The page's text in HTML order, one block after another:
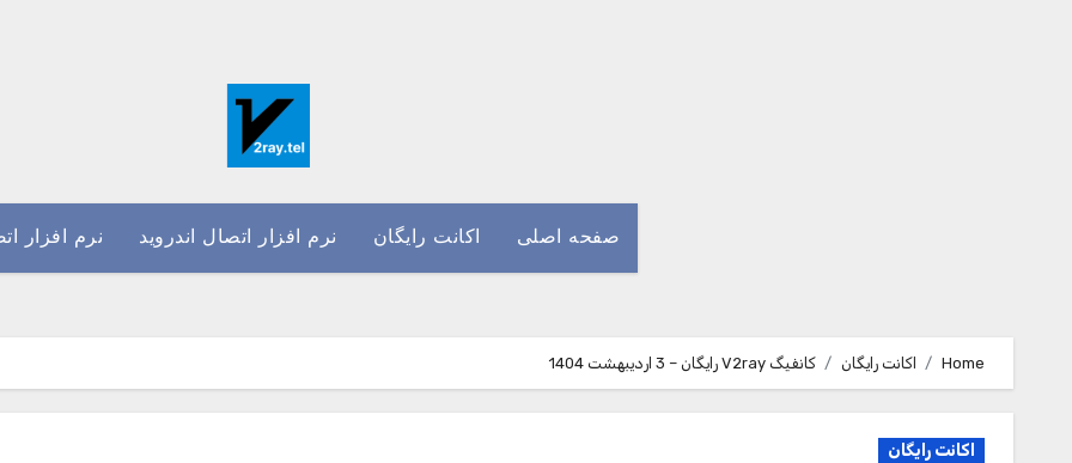
صفحه اصلی اکانت رایگان نرم افزار اتصال اندروید نرم افزار
Home اکانت رایگان کانفیگ V2ray رایگان – 3 اردیبهشت 1404
اکانت رایگان